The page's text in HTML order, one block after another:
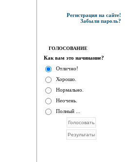
Регистрация на сайте!
Забыли пароль?
ГОЛОСОВАНИЕ
Как вам это начинание?
Отлично!
Хорошо.
Нормально.
Неочень.
Полный ...